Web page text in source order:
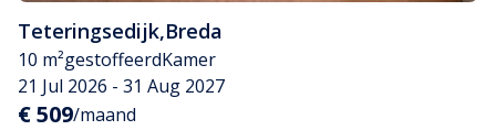
Teteringsedijk,Breda
10 m²gestoffeerdKamer
21 Jul 2026 - 31 Aug 2027
€ 509/maand